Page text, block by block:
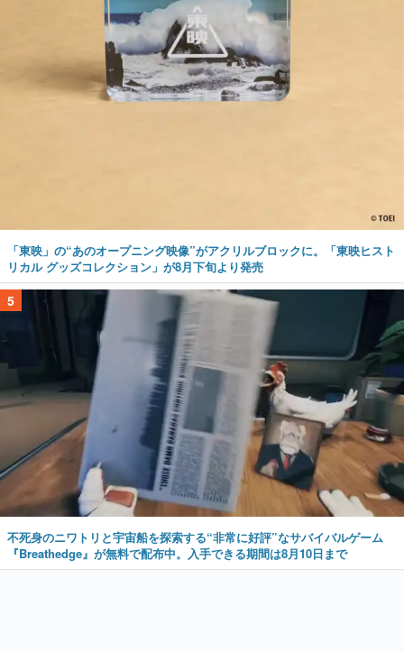
「東映」の“あのオープニング映像”がアクリルブロックに。「東映ヒスト
リカル グッズコレクション」が8月下旬より発売
5
不死身のニワトリと宇宙船を探索する“非常に好評”なサバイバルゲーム
『Breathedge』が無料で配布中。入手できる期間は8月10日まで